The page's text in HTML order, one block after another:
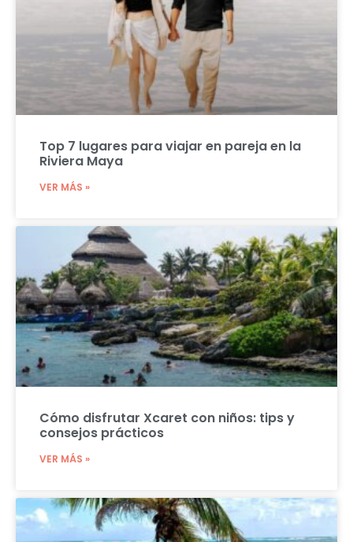
Top 7 lugares para viajar en pareja en la
Riviera Maya
VER MÁS »
Cómo disfrutar Xcaret con niños: tips y
consejos prácticos
VER MÁS »